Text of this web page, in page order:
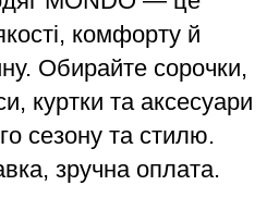
комфорту й
Обирайте сорочки,
куртки та аксесуари
сезону та стилю.
зручна оплата.